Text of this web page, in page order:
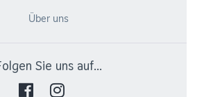
Über uns
Sie uns auf...